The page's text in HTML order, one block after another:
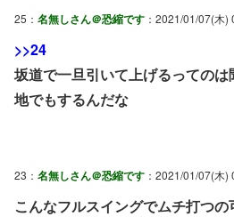
25： 名無しさん＠恐縮です ：2021/01/07(木
>>24
坂道で一旦引いて上げるっての
地でもするんだな
23： 名無しさん＠恐縮です ：2021/01/07(木
こんなフルスイングでムチ打つ